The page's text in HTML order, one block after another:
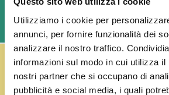
Utilizziamo i cookie per
annunci, per fornire funzionalità dei
analizzare il nostro traffico.
informazioni sul modo in cui utilizza il
nostri partner che si occupano di
pubblicità e social media, i quali
LAVORATIVI)
IL RESO FUSTI TI PREMIA!
Effettua il reso dei vuoti dei
(almeno 3 fusti) e ricevi un
fusto,clicca qui.